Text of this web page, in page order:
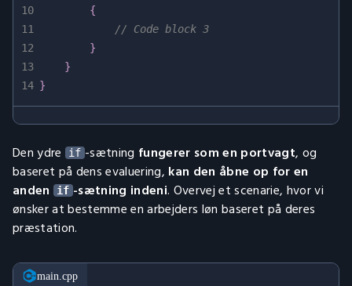
10
11
12
13
14
{
// Code block 3
}
}
}
Den ydre if -sætning fungerer som en portvagt, og
baseret på dens evaluering, kan den åbne op for en
anden
if -sætning indeni. Overvej et scenarie, hvor vi
ønsker at bestemme en arbejders løn baseret på deres
præstation.
main.cpp